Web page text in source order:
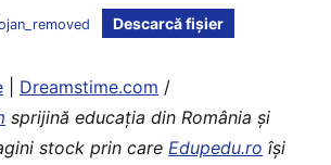
Descarcă fișier
Dreamstime.com /
sprijină educaţia din România şi
stock prin care Edupedu.ro îşi